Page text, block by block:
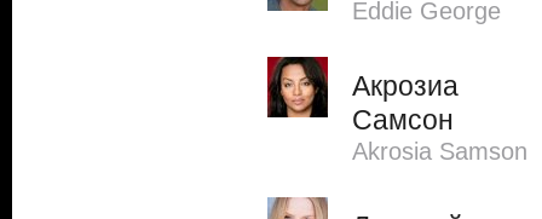
Eddie George
Акрозиа
Самсон
Akrosia Samson